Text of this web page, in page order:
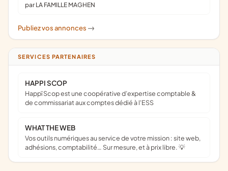
par LA FAMILLE MAGHEN
Publiez vos annonces ->
SERVICES PARTENAIRES
HAPPI SCOP
Happï Scop est une coopérative d’expertise comptable &
de commissariat aux comptes dédié à l'ESS
WHAT THE WEB
Vos outils numériques au service de votre mission : site web,
adhésions, comptabilité… Sur mesure, et à prix libre. 💡